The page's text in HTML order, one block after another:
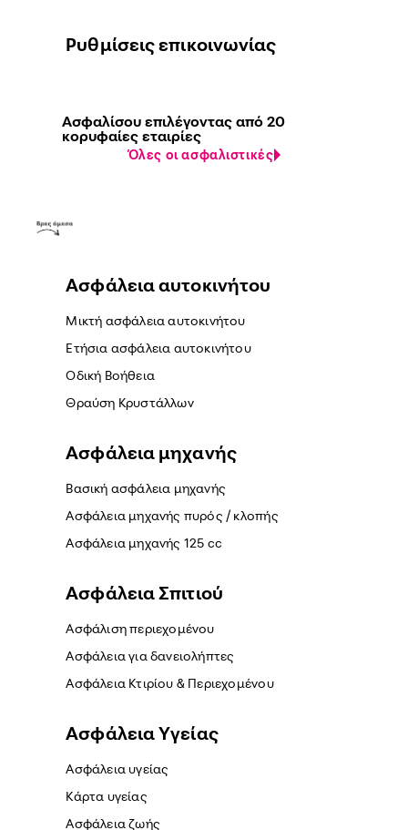
Ρυθμίσεις επικοινωνίας
Ασφαλίσου επιλέγοντας από 20
κορυφαίες εταιρίες
Όλες οι ασφαλιστικές
Ασφάλεια αυτοκινήτου
Μικτή ασφάλεια αυτοκινήτου
Ετήσια ασφάλεια αυτοκινήτου
Οδική Βοήθεια
Θραύση Κρυστάλλων
Ασφάλεια μηχανής
Βασική ασφάλεια μηχανής
Ασφάλεια μηχανής πυρός / κλοπής
Ασφάλεια μηχανής 125 cc
Ασφάλεια Σπιτιού
Ασφάλιση περιεχομένου
Ασφάλεια για δανειολήπτες
Ασφάλεια Κτιρίου & Περιεχομένου
Ασφάλεια Yγείας
Ασφάλεια υγείας
Κάρτα υγείας
Ασφάλεια ζωής